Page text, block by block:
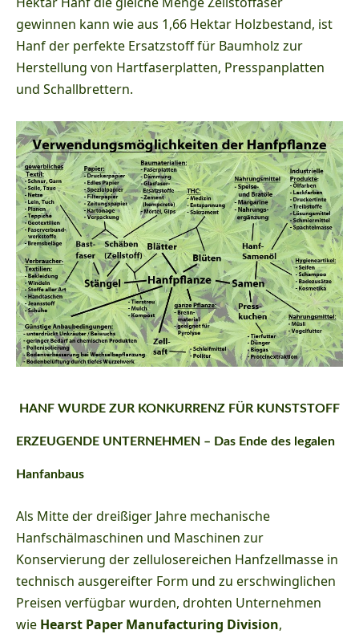
gewinnen kann wie aus 1,66 Hektar Holzbestand, ist
Hanf der perfekte Ersatzstoff für Baumholz zur
Herstellung von Hartfaserplatten, Presspanplatten
und Schallbrettern.
HANF WURDE ZUR KONKURRENZ FÜR KUNSTSTOFF
ERZEUGENDE UNTERNEHMEN – Das Ende des legalen
Hanfanbaus
Als Mitte der dreißiger Jahre mechanische
Hanfschälmaschinen und Maschinen zur
Konservierung der zellulosereichen Hanfzellmasse in
technisch ausgereifter Form und zu erschwinglichen
Preisen verfügbar wurden, drohten Unternehmen
wie Hearst Paper Manufacturing Division,